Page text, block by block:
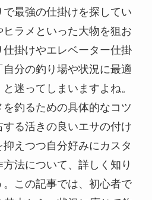
最強の仕掛けを探してい
ヒラメといった大物を狙お
仕掛けやエレベーター仕掛
分の釣り場や状況に最適
迷ってしまいますよね。
釣るための具体的なコツ
る活きの良いエサの付け
えつつ自分好みにカスタ
法について、詳しく知り
この記事では、初心者で